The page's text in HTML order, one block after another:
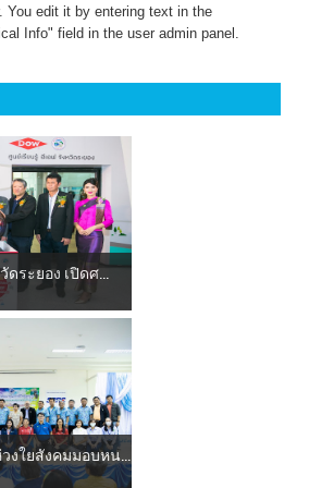
You edit it by entering text in the
Info" field in the user admin panel.
ดระยอง เปิดศ...
งใยสังคมมอบหน...